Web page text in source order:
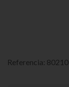
Referencia: 80210